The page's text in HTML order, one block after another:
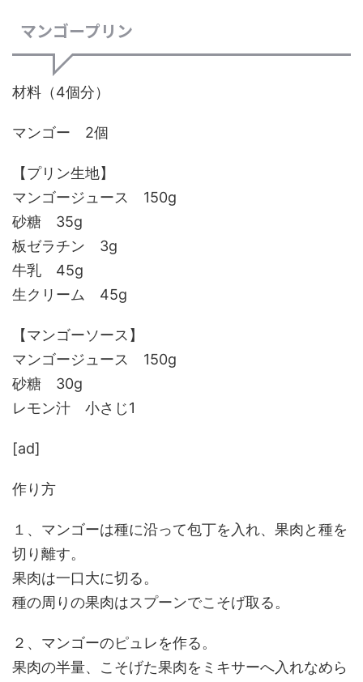
マンゴープリン
材料（4個分）
マンゴー 2個
【プリン生地】
マンゴージュース 150g
砂糖 35g
板ゼラチン 3g
牛乳 45g
生クリーム 45g
【マンゴーソース】
マンゴージュース 150g
砂糖 30g
レモン汁 小さじ1
[ad]
作り方
１、マンゴーは種に沿って包丁を入れ、果肉と種を
切り離す。
果肉は一口大に切る。
種の周りの果肉はスプーンでこそげ取る。
２、マンゴーのピュレを作る。
果肉の半量、こそげた果肉をミキサーへ入れなめら